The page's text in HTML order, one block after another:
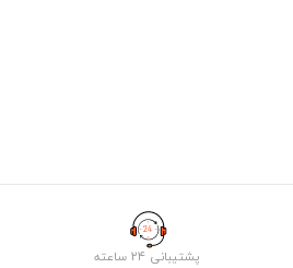
پشتیبانی ۲۴ ساعته